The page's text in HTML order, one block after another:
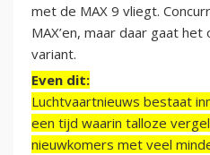
met de MAX 9 vliegt.
MAX’en, maar daar gaat
variant.
Even dit:
Luchtvaartnieuws bestaat
een tijd waarin talloze
nieuwkomers met veel